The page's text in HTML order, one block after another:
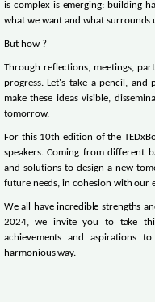
is complex is emerging: building
what we want and what surrounds
But how ?
Through reflections, meetings,
progress. Let's take a pencil,
make these ideas visible,
tomorrow.
For this 10th edition of the
speakers. Coming from different
and solutions to design a new
future needs, in cohesion with our
We all have incredible strengths
2024, we invite you to take
achievements and
harmonious way.